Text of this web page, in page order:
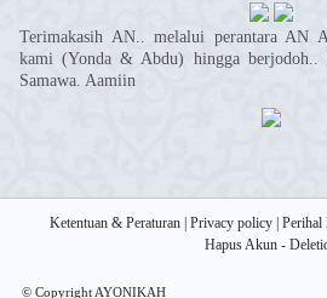
Terimakasih AN.. melalui perantara AN
kami (Yonda & Abdu) hingga berjodoh..
Samawa. Aamiin
Ketentuan & Peraturan Privacy policy Perihal
Hapus Akun -
© Copyright AYONIKAH